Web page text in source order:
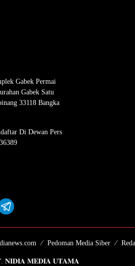
Gabek Permai
Gabek Satu
33118 Bangka
Di Dewan Pers
Pedoman Media Siber
𝐏𝐓. 𝐍𝐈𝐃𝐈𝐀 𝐌𝐄𝐃𝐈𝐀 𝐔𝐓𝐀𝐌𝐀